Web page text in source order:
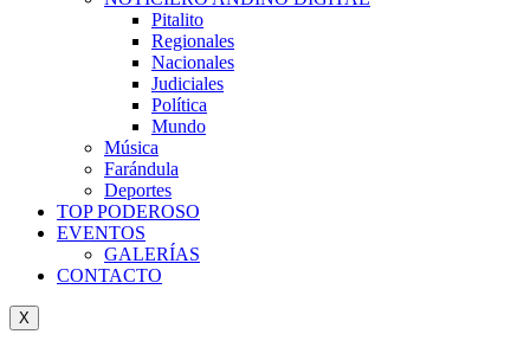
Pitalito
Regionales
Nacionales
Judiciales
Política
Mundo
Música
Farándula
Deportes
TOP PODEROSO
EVENTOS
GALERÍAS
CONTACTO
X